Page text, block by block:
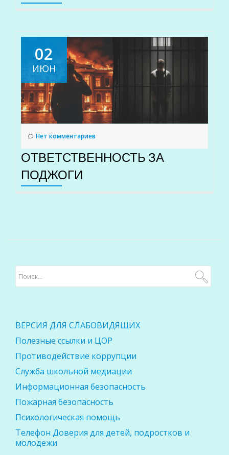
02
ИЮН
Нет комментариев
ОТВЕТСТВЕННОСТЬ ЗА
ПОДЖОГИ
ВЕРСИЯ ДЛЯ СЛАБОВИДЯЩИХ
Полезные ссылки и ЦОР
Противодействие коррупции
Служба школьной медиации
Информационная безопасность
Пожарная безопасность
Психологическая помощь
Телефон Доверия для детей, подростков и
молодежи